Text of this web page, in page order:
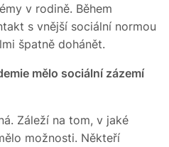
v rodině. Během
s vnější sociální normou
špatně dohánět.
mělo sociální zázemí
Záleží na tom, v jaké
možnosti. Někteří